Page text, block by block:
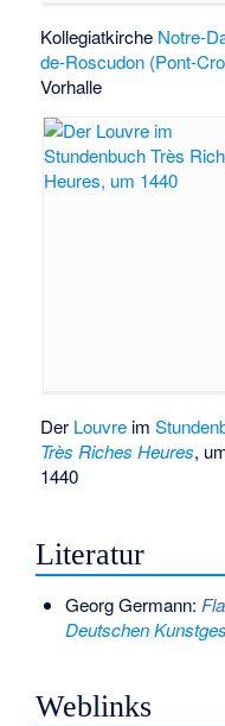
Kollegiatkirche Notre-
de-Roscudon (Pont-
Vorhalle
Der Louvre im
Très Riches Heures,
1440
Literatur
Georg Germann:
Deutschen
Weblinks